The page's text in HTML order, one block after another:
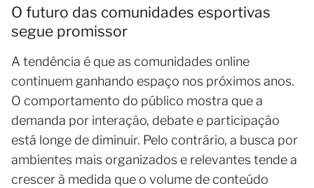
O futuro das comunidades esportivas
segue promissor
A tendência é que as comunidades online
continuem ganhando espaço nos próximos anos.
O comportamento do público mostra que a
demanda por interação, debate e participação
está longe de diminuir. Pelo contrário, a busca por
ambientes mais organizados e relevantes tende a
crescer à medida que o volume de conteúdo